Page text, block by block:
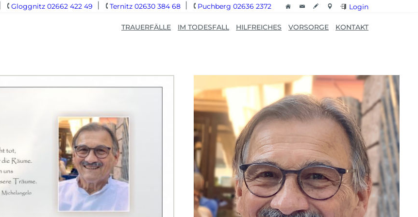
Gloggnitz 02662 422 49 Ternitz 02630 384 68 Puchberg 02636 2372 Login
TRAUERFÄLLE IM TODESFALL HILFREICHES VORSORGE KONTAKT